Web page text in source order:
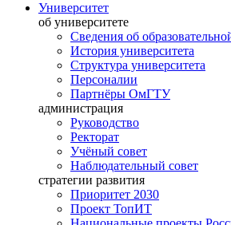
Университет
об университете
Сведения об
История университета
Структура университета
Персоналии
Партнёры ОмГТУ
администрация
Руководство
Ректорат
Учёный совет
Наблюдательный совет
стратегии развития
Приоритет 2030
Проект ТопИТ